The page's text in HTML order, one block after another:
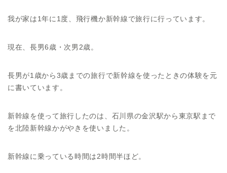
我が家は1年に1度、飛行機か新幹線で旅行に行っています。
現在、長男6歳・次男2歳。
長男が1歳から3歳までの旅行で新幹線を使ったときの体験を元
に書いています。
新幹線を使って旅行したのは、石川県の金沢駅から東京駅まで
を北陸新幹線かがやきを使いました。
新幹線に乗っている時間は2時間半ほど。